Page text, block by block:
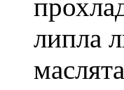
липла